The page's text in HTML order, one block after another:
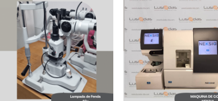
MAQUINARIA
LAMPADA DE FENDA
40X
MAQUINARIA
MAQUINA DE
NEKSIA 2018 C/
CENTRALIZADOR